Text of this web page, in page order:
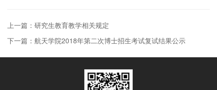
上一篇：研究生教育教学相关规定
下一篇：航天学院2018年第二次博士招生考试复试结果公示